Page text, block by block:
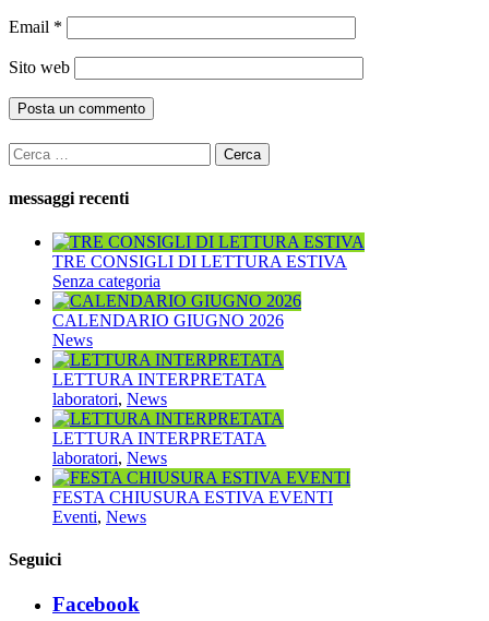
Email *
Sito web
Ricerca
per:
messaggi recenti
TRE CONSIGLI DI LETTURA ESTIVA
Senza categoria
CALENDARIO GIUGNO 2026
News
LETTURA INTERPRETATA
laboratori, News
LETTURA INTERPRETATA
laboratori, News
FESTA CHIUSURA ESTIVA EVENTI
Eventi, News
Seguici
Facebook